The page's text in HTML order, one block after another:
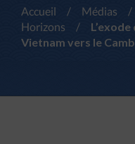
Accueil / Médias /
Horizons
/
Vietnam vers le